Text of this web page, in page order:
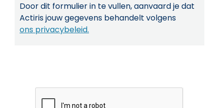
Door dit formulier in te vullen, aanvaard je dat
Actiris jouw gegevens behandelt volgens
ons privacybeleid.